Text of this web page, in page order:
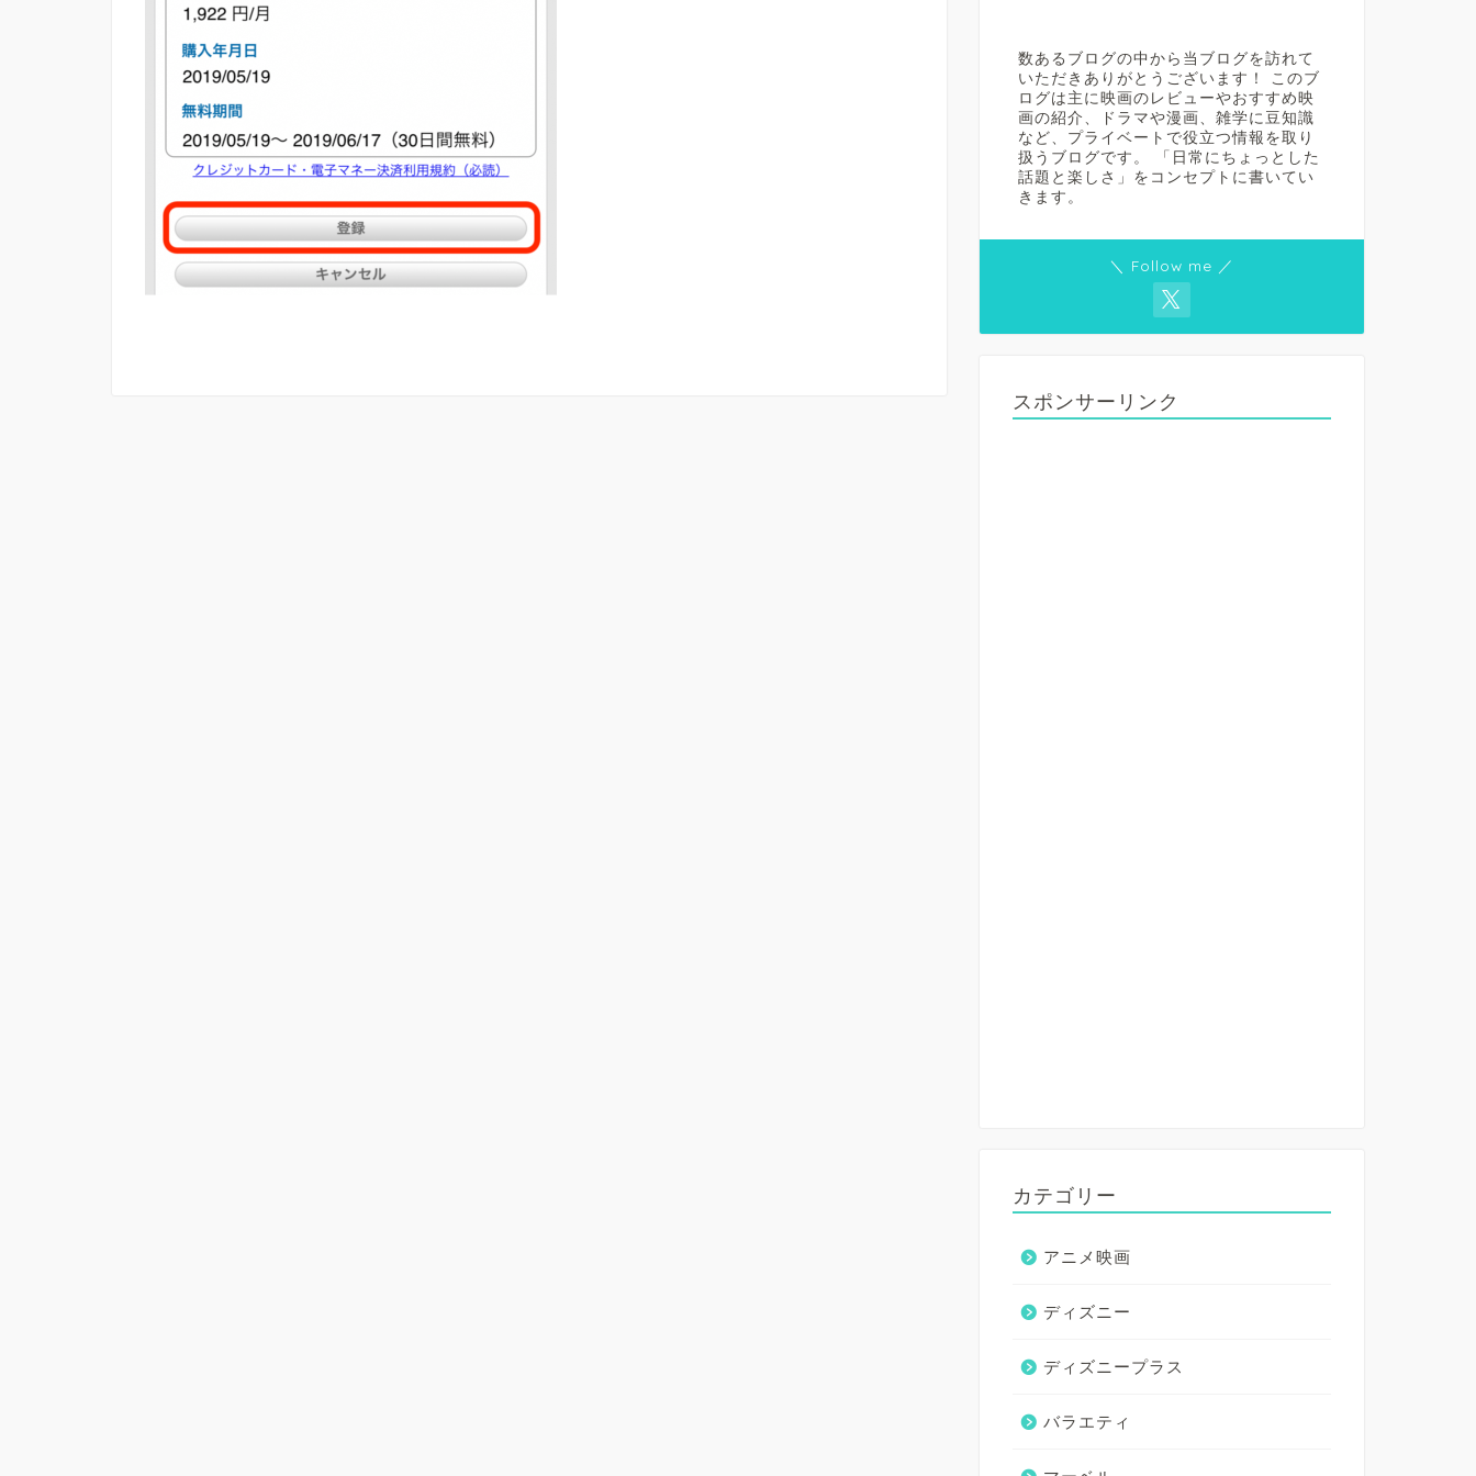
数あるブログの中から当ブログを訪れて
いただきありがとうございます！ このブ
ログは主に映画のレビューやおすすめ映
画の紹介、ドラマや漫画、雑学に豆知識
など、プライベートで役立つ情報を取り
扱うブログです。 「日常にちょっとした
話題と楽しさ」をコンセプトに書いてい
きます。
＼ Follow me ／
スポンサーリンク
カテゴリー
アニメ映画
ディズニー
ディズニープラス
バラエティ